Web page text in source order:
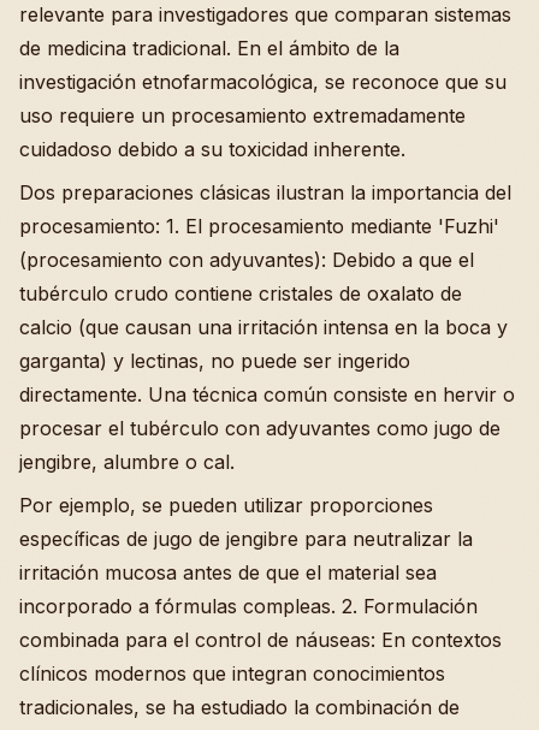
relevante para investigadores que comparan sistemas
de medicina tradicional. En el ámbito de la
investigación etnofarmacológica, se reconoce que su
uso requiere un procesamiento extremadamente
cuidadoso debido a su toxicidad inherente.
Dos preparaciones clásicas ilustran la importancia del
procesamiento: 1. El procesamiento mediante 'Fuzhi'
(procesamiento con adyuvantes): Debido a que el
tubérculo crudo contiene cristales de oxalato de
calcio (que causan una irritación intensa en la boca y
garganta) y lectinas, no puede ser ingerido
directamente. Una técnica común consiste en hervir o
procesar el tubérculo con adyuvantes como jugo de
jengibre, alumbre o cal.
Por ejemplo, se pueden utilizar proporciones
específicas de jugo de jengibre para neutralizar la
irritación mucosa antes de que el material sea
incorporado a fórmulas compleas. 2. Formulación
combinada para el control de náuseas: En contextos
clínicos modernos que integran conocimientos
tradicionales, se ha estudiado la combinación de